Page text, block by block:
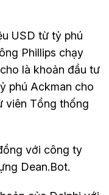
USD từ tỷ phú
Phillips chạy
là khoản đầu tư
phú Ackman cho
viên Tổng thống
với công ty
Dean.Bot.